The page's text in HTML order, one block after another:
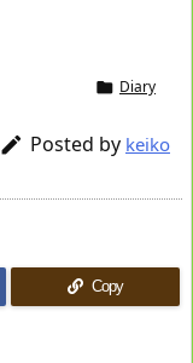
 Diary
 Posted by keiko
Copy